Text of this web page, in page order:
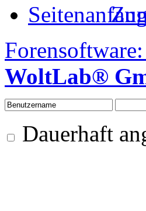
Forensoftware:
WoltLab®
Dauerhaft